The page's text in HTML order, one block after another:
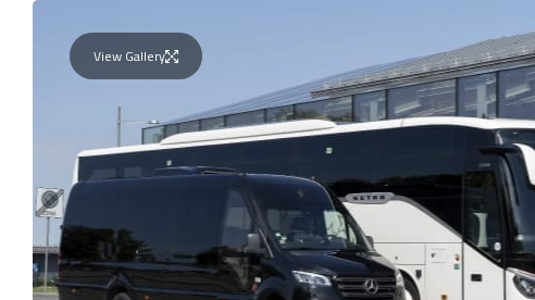
View Gallery